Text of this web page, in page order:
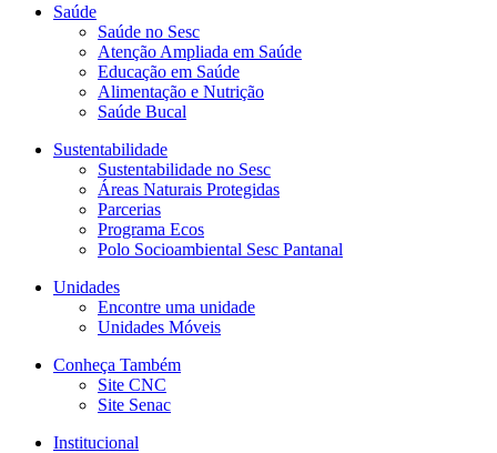
Saúde
Saúde no Sesc
Atenção Ampliada em Saúde
Educação em Saúde
Alimentação e Nutrição
Saúde Bucal
Sustentabilidade
Sustentabilidade no Sesc
Áreas Naturais Protegidas
Parcerias
Programa Ecos
Polo Socioambiental Sesc Pantanal
Unidades
Encontre uma unidade
Unidades Móveis
Conheça Também
Site CNC
Site Senac
Institucional